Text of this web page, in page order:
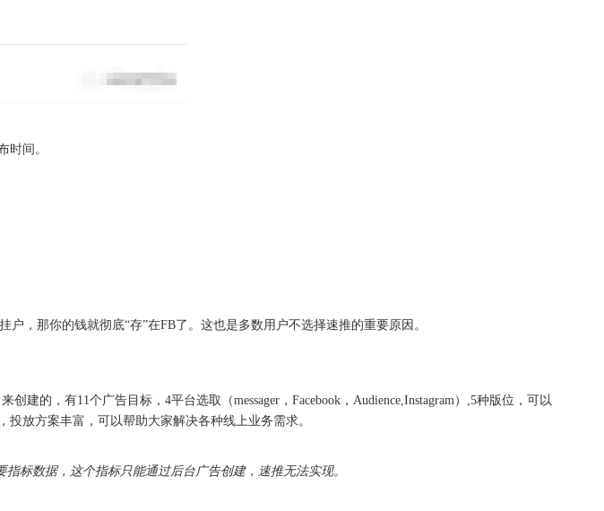
时间。
，那你的钱就彻底“存”在FB了。这也是多数用户不选择速推的重要原因。
创建的，有11个广告目标，4平台选取（messager，Facebook，Audience,Instagram）,5种版位，可以
放方案丰富，可以帮助大家解决各种线上业务需求。
标数据，这个指标只能通过后台广告创建，速推无法实现。